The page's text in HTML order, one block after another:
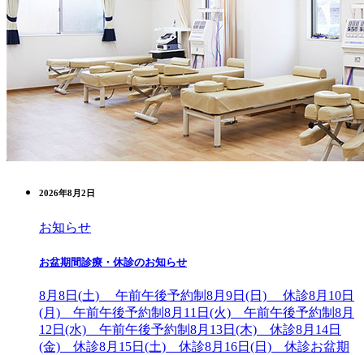
2026年8月2日
お知らせ
お盆期間診療・休診のお知らせ
8月8日(土) 午前午後予約制8月9日(日) 休診8月10日
(月) 午前午後予約制8月11日(火) 午前午後予約制8月
12日(水) 午前午後予約制8月13日(木) 休診8月14日
(金) 休診8月15日(土) 休診8月16日(日) 休診お盆期